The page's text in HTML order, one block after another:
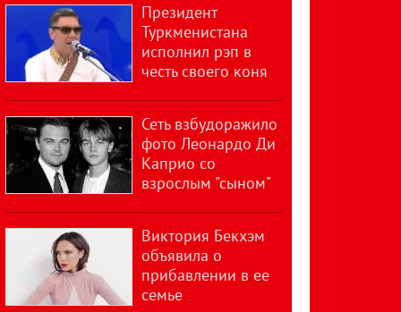
Президент
Туркменистана
исполнил рэп в
честь своего коня
Сеть взбудоражило
фото Леонардо Ди
Каприо со
взрослым "сыном"
Виктория Бекхэм
объявила о
прибавлении в ее
семье